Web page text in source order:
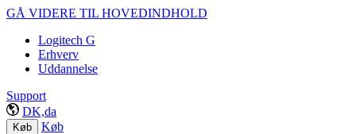
GÅ VIDERE TIL HOVEDINDHOLD
Logitech G
Erhverv
Uddannelse
Support
DK,da
Køb Køb